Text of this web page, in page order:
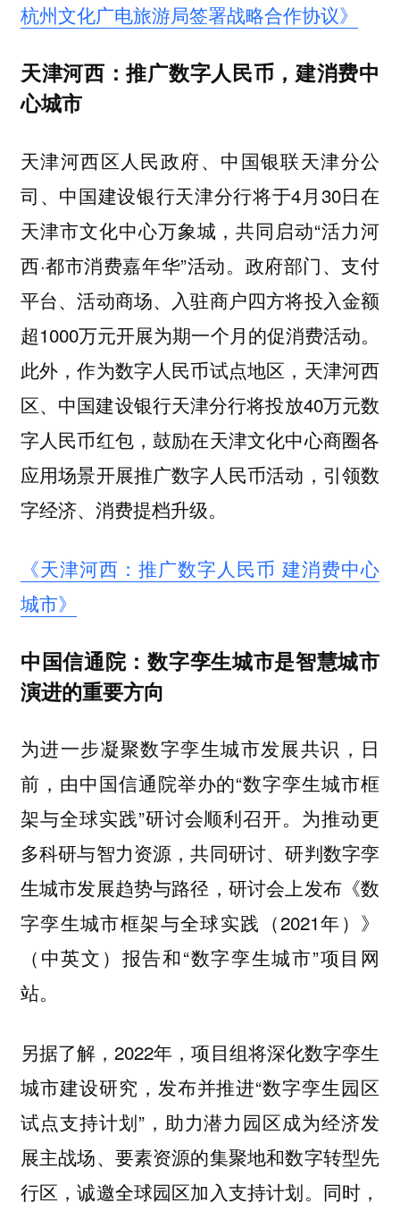
杭州文化广电旅游局签署战略合作协议》
天津河西：推广数字人民币，建消费中
心城市
天津河西区人民政府、中国银联天津分公
司、中国建设银行天津分行将于4月30日在
天津市文化中心万象城，共同启动“活力河
西·都市消费嘉年华”活动。政府部门、支付
平台、活动商场、入驻商户四方将投入金额
超1000万元开展为期一个月的促消费活动。
此外，作为数字人民币试点地区，天津河西
区、中国建设银行天津分行将投放40万元数
字人民币红包，鼓励在天津文化中心商圈各
应用场景开展推广数字人民币活动，引领数
字经济、消费提档升级。
《天津河西：推广数字人民币 建消费中心
城市》
中国信通院：数字孪生城市是智慧城市
演进的重要方向
为进一步凝聚数字孪生城市发展共识，日
前，由中国信通院举办的“数字孪生城市框
架与全球实践”研讨会顺利召开。为推动更
多科研与智力资源，共同研讨、研判数字孪
生城市发展趋势与路径，研讨会上发布《数
字孪生城市框架与全球实践（2021年）》
（中英文）报告和“数字孪生城市”项目网
站。
另据了解，2022年，项目组将深化数字孪生
城市建设研究，发布并推进“数字孪生园区
试点支持计划”，助力潜力园区成为经济发
展主战场、要素资源的集聚地和数字转型先
行区，诚邀全球园区加入支持计划。同时，